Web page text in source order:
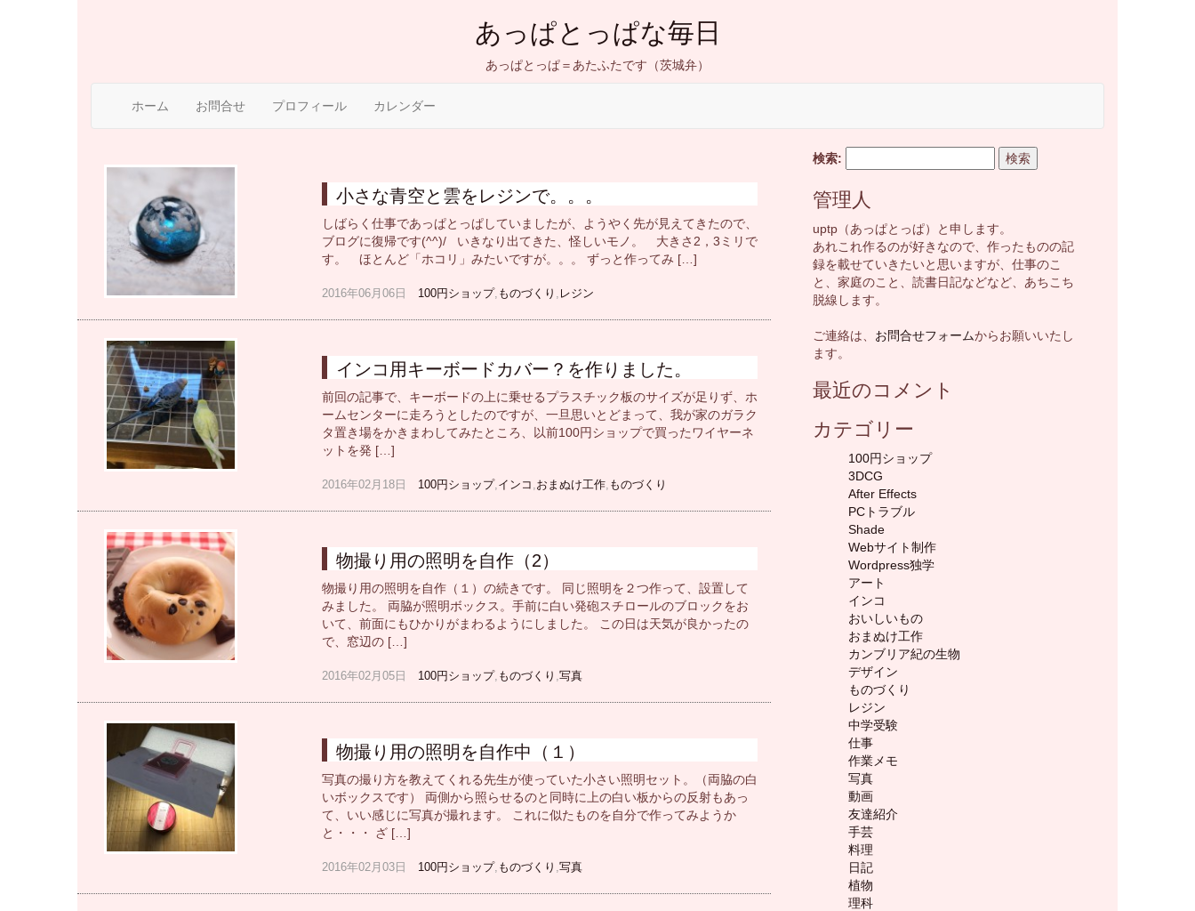
あっぱとっぱな毎日
あっぱとっぱ＝あたふたです（茨城弁）
ホーム お問合せ プロフィール カレンダー
小さな青空と雲をレジンで。。。
しばらく仕事であっぱとっぱしていましたが、ようやく先が見えてきたので、
ブログに復帰です(^^)/ いきなり出てきた、怪しいモノ。 大きさ2，3ミリで
す。 ほとんど「ホコリ」みたいですが。。。 ずっと作ってみ […]
2016年06月06日 100円ショップ, ものづくり , レジン
インコ用キーボードカバー？を作りました。
前回の記事で、キーボードの上に乗せるプラスチック板のサイズが足りず、ホ
ームセンターに走ろうとしたのですが、一旦思いとどまって、我が家のガラク
タ置き場をかきまわしてみたところ、以前100円ショップで買ったワイヤーネ
ットを発 […]
2016年02月18日 100円ショップ,インコ ,おまぬけ工作, ものづくり
物撮り用の照明を自作（2）
物撮り用の照明を自作（１）の続きです。 同じ照明を２つ作って、設置して
みました。 両脇が照明ボックス。手前に白い発砲スチロールのブロックをお
いて、前面にもひかりがまわるようにしました。 この日は天気が良かったの
で、窓辺の […]
2016年02月05日 100円ショップ, ものづくり ,写真
物撮り用の照明を自作中（１）
写真の撮り方を教えてくれる先生が使っていた小さい照明セット。（両脇の白
いボックスです） 両側から照らせるのと同時に上の白い板からの反射もあっ
て、いい感じに写真が撮れます。 これに似たものを自分で作ってみようか
と・・・ ざ […]
2016年02月03日 100円ショップ, ものづくり ,写真
検索:
管理人
uptp（あっぱとっぱ）と申します。
あれこれ作るのが好きなので、作ったものの記
録を載せていきたいと思いますが、仕事のこ
と、家庭のこと、読書日記などなど、あちこち
脱線します。
ご連絡は、 お問合せフォームからお願いいたし
ます。
最近のコメント
カテゴリー
100円ショップ
3DCG
After Effects
PCトラブル
Shade
Webサイト制作
Wordpress独学
アート
インコ
おいしいもの
おまぬけ工作
カンブリア紀の生物
デザイン
ものづくり
レジン
中学受験
仕事
作業メモ
写真
動画
友達紹介
手芸
料理
日記
植物
理科